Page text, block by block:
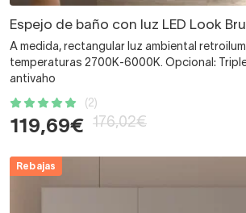
Espejo de baño con luz LED Look
A medida, rectangular luz ambiental
temperaturas 2700K-6000K. Opcional:
antivaho
(2)
119,69€ 176,02€
Rebajas